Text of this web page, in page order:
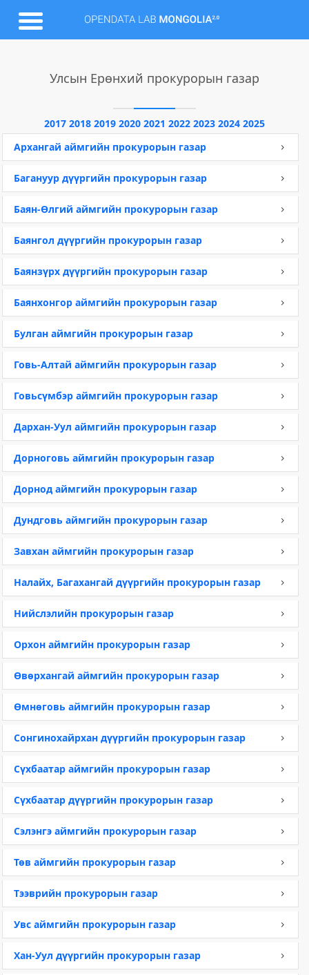
Улсын Ерөнхий прокурорын газар
2017 2018 2019 2020 2021 2022 2023 2024 2025
Архангай аймгийн прокурорын газар
Багануур дүүргийн прокурорын газар
Баян-Өлгий аймгийн прокурорын газар
Баянгол дүүргийн прокурорын газар
Баянзүрх дүүргийн прокурорын газар
Баянхонгор аймгийн прокурорын газар
Булган аймгийн прокурорын газар
Говь-Алтай аймгийн прокурорын газар
Говьсүмбэр аймгийн прокурорын газар
Дархан-Уул аймгийн прокурорын газар
Дорноговь аймгийн прокурорын газар
Дорнод аймгийн прокурорын газар
Дундговь аймгийн прокурорын газар
Завхан аймгийн прокурорын газар
Налайх, Багахангай дүүргийн прокурорын газар
Нийслэлийн прокурорын газар
Орхон аймгийн прокурорын газар
Өвөрхангай аймгийн прокурорын газар
Өмнөговь аймгийн прокурорын газар
Сонгинохайрхан дүүргийн прокурорын газар
Сүхбаатар аймгийн прокурорын газар
Сүхбаатар дүүргийн прокурорын газар
Сэлэнгэ аймгийн прокурорын газар
Төв аймгийн прокурорын газар
Тээврийн прокурорын газар
Увс аймгийн прокурорын газар
Хан-Уул дүүргийн прокурорын газар